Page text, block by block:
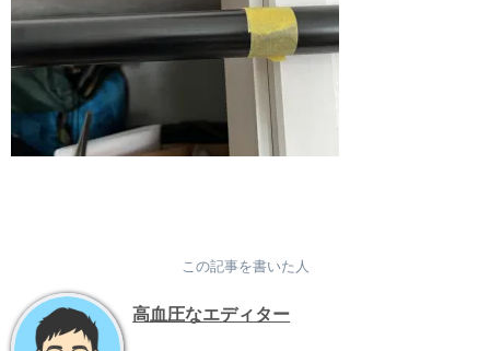
この記事を書いた人
高血圧なエディター